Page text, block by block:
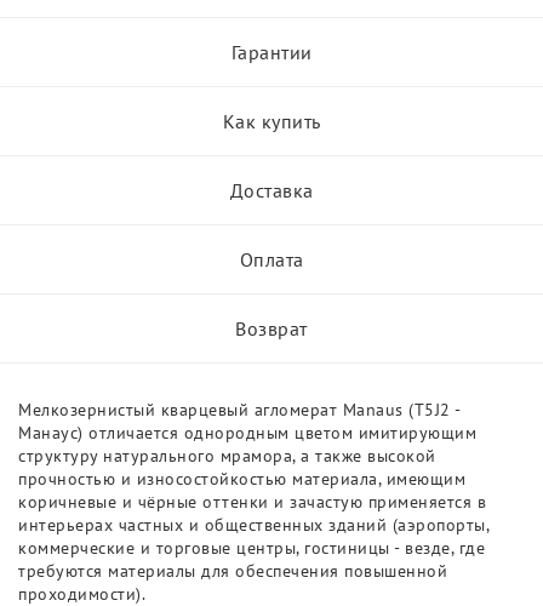
Гарантии
Как купить
Доставка
Оплата
Возврат
Мелкозернистый кварцевый агломерат Manaus (T5J2 -
Манаус) отличается однородным цветом имитирующим
структуру натурального мрамора, а также высокой
прочностью и износостойкостью материала, имеющим
коричневые и чёрные оттенки и зачастую применяется в
интерьерах частных и общественных зданий (аэропорты,
коммерческие и торговые центры, гостиницы - везде, где
требуются материалы для обеспечения повышенной
проходимости).